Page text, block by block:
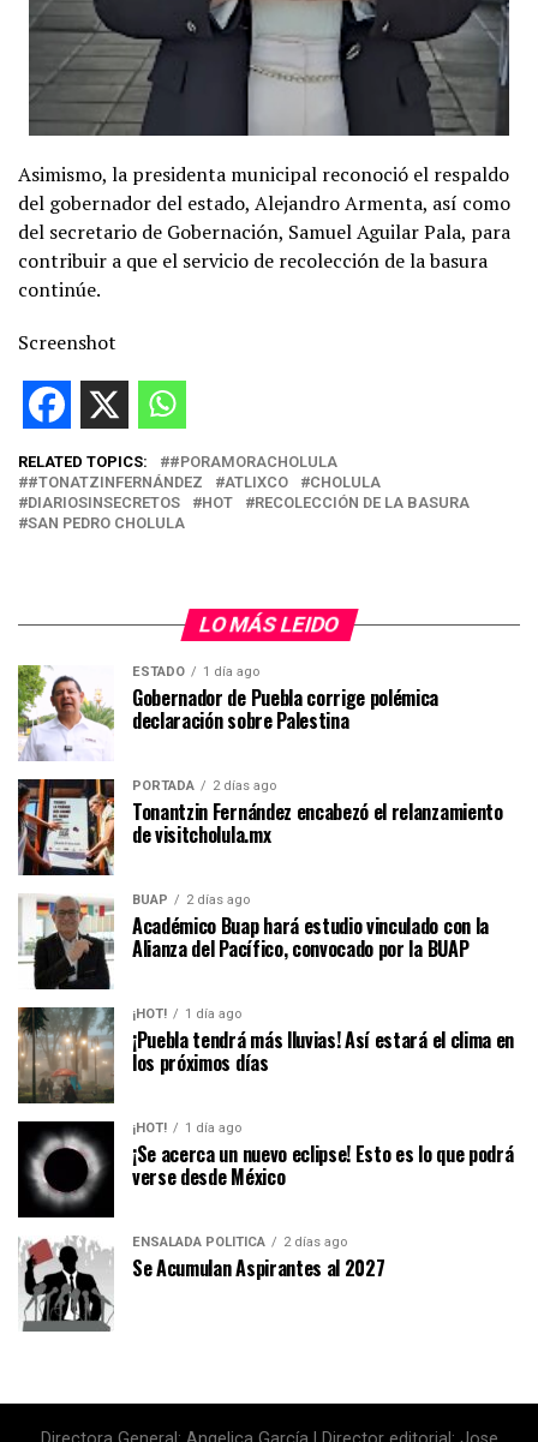
Asimismo, la presidenta municipal reconoció el respaldo
del gobernador del estado, Alejandro Armenta, así como
del secretario de Gobernación, Samuel Aguilar Pala, para
contribuir a que el servicio de recolección de la basura
continúe.
Screenshot
RELATED TOPICS:
#PORAMORACHOLULA
#TONATZINFERNÁNDEZ
ATLIXCO
CHOLULA
DIARIOSINSECRETOS
HOT
RECOLECCIÓN DE LA BASURA
SAN PEDRO CHOLULA
LO MÁS LEIDO
ESTADO 1 día ago
Gobernador de Puebla corrige polémica
declaración sobre Palestina
PORTADA 2 días ago
Tonantzin Fernández encabezó el relanzamiento
de visitcholula.mx
BUAP 2 días ago
Académico Buap hará estudio vinculado con la
Alianza del Pacífico, convocado por la BUAP
¡HOT! 1 día ago
¡Puebla tendrá más lluvias! Así estará el clima en
los próximos días
¡HOT! 1 día ago
¡Se acerca un nuevo eclipse! Esto es lo que podrá
verse desde México
ENSALADA POLÍTICA 2 días ago
Se Acumulan Aspirantes al 2027